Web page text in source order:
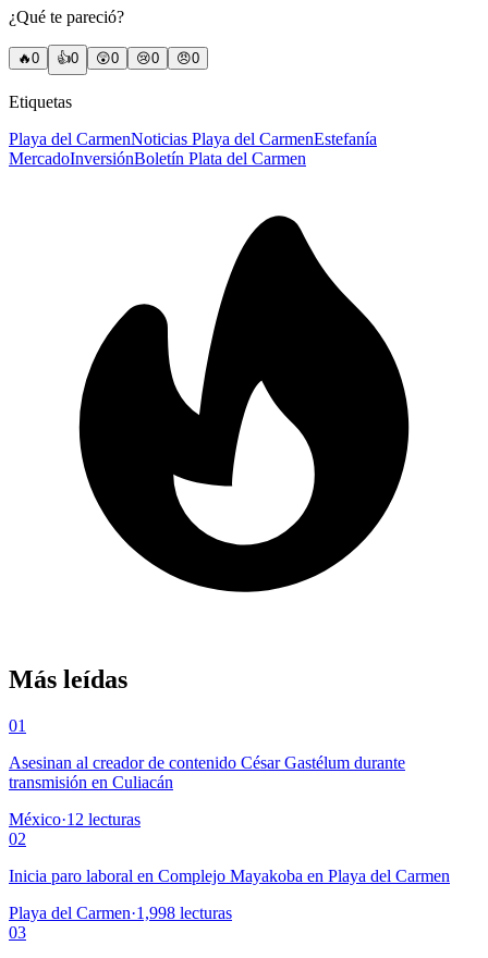
¿Qué te pareció?
🔥0 👍0 😲0 😢0 😠0
Etiquetas
Playa del CarmenNoticias Playa del CarmenEstefanía
MercadoInversiónBoletín Plata del Carmen
Más leídas
01
Asesinan al creador de contenido César Gastélum durante
transmisión en Culiacán
México·12 lecturas
02
Inicia paro laboral en Complejo Mayakoba en Playa del Carmen
Playa del Carmen·1,998 lecturas
03